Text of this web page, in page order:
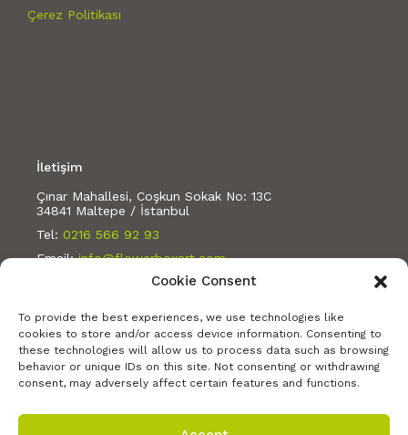
Cookie Consent
To provide the best experiences, we use technologies like
cookies to store and/or access device information. Consenting to
these technologies will allow us to process data such as browsing
behavior or unique IDs on this site. Not consenting or withdrawing
consent, may adversely affect certain features and functions.
Çerez Politikası
İletişim
Çınar Mahallesi, Coşkun Sokak No: 13C
34841 Maltepe / İstanbul
Tel: 0216 566 92 93
Email:info@flowerboxart.com
Bizi takip edin: